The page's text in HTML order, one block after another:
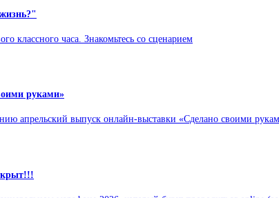
классного часа. Знакомьтесь со сценарием
руками»
апрельский выпуск онлайн-выставки «Сделано своими